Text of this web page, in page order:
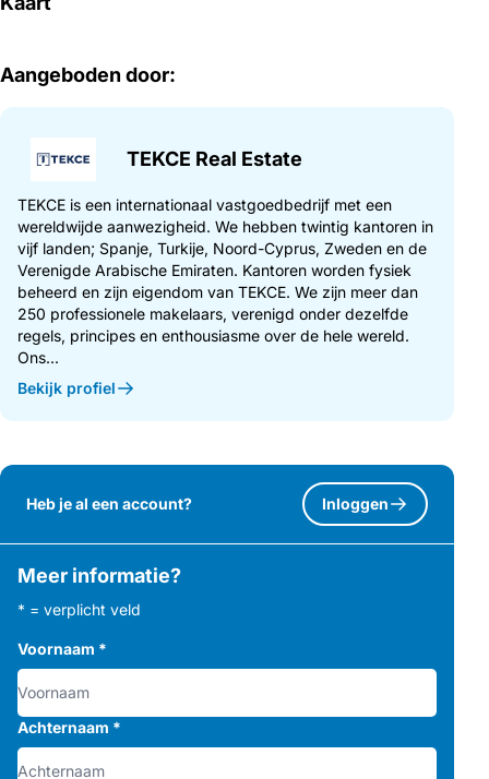
Aangeboden door:
TEKCE Real Estate
TEKCE is een internationaal vastgoedbedrijf met een
wereldwijde aanwezigheid. We hebben twintig kantoren in
vijf landen; Spanje, Turkije, Noord-Cyprus, Zweden en de
Verenigde Arabische Emiraten. Kantoren worden fysiek
beheerd en zijn eigendom van TEKCE. We zijn meer dan
250 professionele makelaars, verenigd onder dezelfde
regels, principes en enthousiasme over de hele wereld.
Ons...
Bekijk profiel
Heb je al een account? Inloggen
Meer informatie?
* = verplicht veld
Voornaam *
Achternaam *